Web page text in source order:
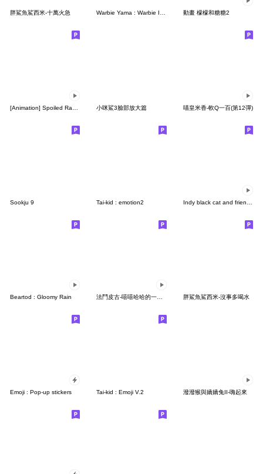
胖鯊魚鯊西米-十萬火急 Warbie Yama : Warbie In Taiwan 動畫 檬檬和糖糖2
小咪鯊3臉部放大篇 喵皇米香-軟Q一百(第12彈)
Sookju 9 Tai-kid : emotion2
Beartod : Gloomy Rain 法鬥皮古-嘻嘻哈哈的一天(第36彈) 胖鯊魚鯊西米-沒事多喝水
Emoji : Pop-up stickers Tai-kid : Emoji V.2 潑潑猴與嬌嬌兔II-嗨起來